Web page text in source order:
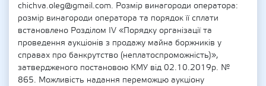
chichva.oleg@gmail.com. Розмір винагороди оператора:
розмір винагороди оператора та порядок її сплати
встановлено Розділом ІV «Порядку організації та
проведення аукціонів з продажу майна боржників у
справах про банкрутство (неплатоспроможність)»,
затвердженого постановою КМУ від 02.10.2019р. №
865. Можливість надання переможцю аукціону